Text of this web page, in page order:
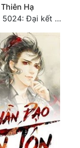
Hạ
Chương 5024: Đại kết cục